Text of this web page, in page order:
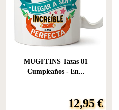
MUGFFINS Tazas 81
Cumpleaños - En...
12,95 €